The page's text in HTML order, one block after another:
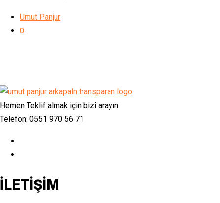
Umut Panjur
0
Hemen Teklif almak için bizi arayın
Telefon: 0551 970 56 71
İLETİŞİM